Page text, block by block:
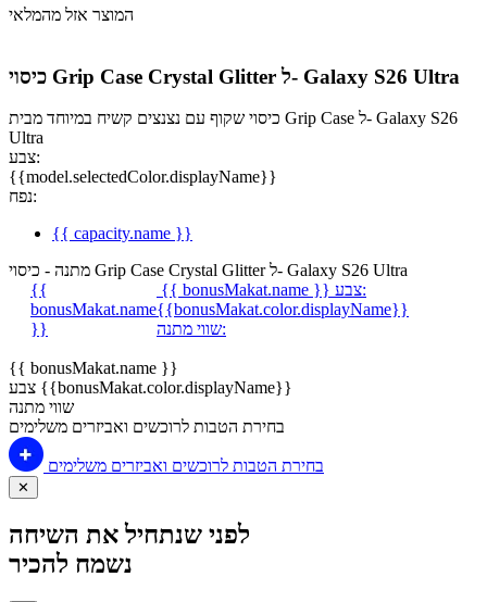
המוצר אזל מהמלאי
כיסוי Grip Case Crystal Glitter ל- Galaxy S26 Ultra
כיסוי שקוף עם נצנצים קשיח במיוחד מבית Grip Case ל- Galaxy S26
Ultra
צבע:
{{model.selectedColor.displayName}}
נפח:
{{ capacity.name }}
מתנה - כיסוי Grip Case Crystal Glitter ל- Galaxy S26 Ultra
{{
bonusMakat.name
}}
{{ bonusMakat.name }}
צבע:
{{bonusMakat.color.displayName}}
שווי מתנה:
{{ bonusMakat.name }}
צבע {{bonusMakat.color.displayName}}
שווי מתנה
בחירת הטבות לרוכשים ואביזרים משלימים
בחירת הטבות לרוכשים ואביזרים משלימים
✕
לפני שנתחיל את השיחה
נשמח להכיר